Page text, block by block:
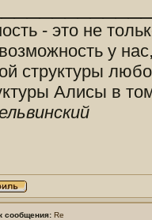
- это не
у
структуры
Алисы в
сообщения: Re